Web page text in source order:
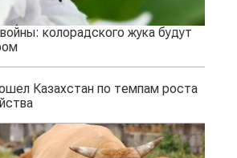
колорадского жука будут
Казахстан по темпам роста